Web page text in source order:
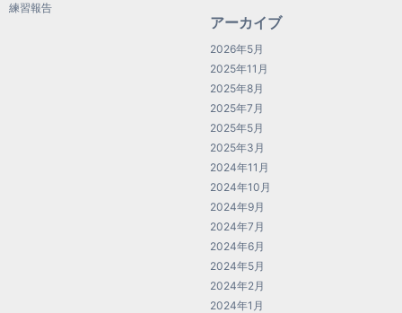
練習報告
アーカイブ
2026年5月
2025年11月
2025年8月
2025年7月
2025年5月
2025年3月
2024年11月
2024年10月
2024年9月
2024年7月
2024年6月
2024年5月
2024年2月
2024年1月